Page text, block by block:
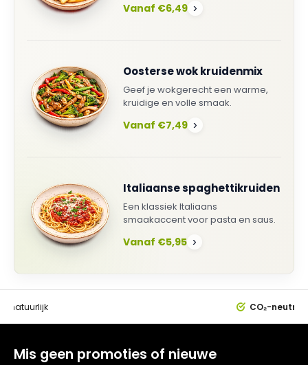
Vanaf €6,49 ›
Oosterse wok kruidenmix
Geef je wokgerecht een warme,
kruidige en volle smaak.
Vanaf €7,49 ›
Italiaanse spaghettikruiden
Een klassiek Italiaans
smaakaccent voor pasta en saus.
Vanaf €5,95 ›
natuurlijk CO₂-
Mis geen promoties of nieuwe